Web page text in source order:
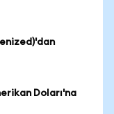
Doları'na